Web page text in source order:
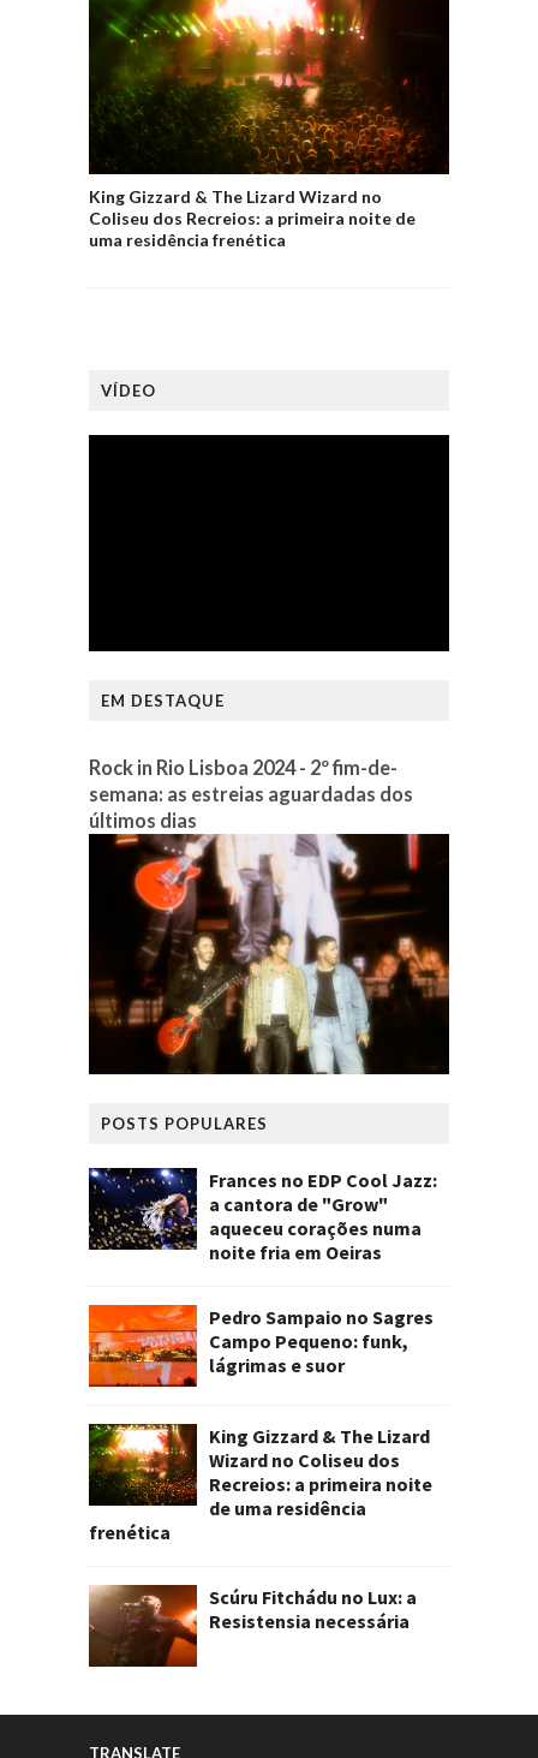
King Gizzard & The Lizard Wizard no
Coliseu dos Recreios: a primeira noite de
uma residência frenética
VÍDEO
EM DESTAQUE
Rock in Rio Lisboa 2024 - 2º fim-de-
semana: as estreias aguardadas dos
últimos dias
POSTS POPULARES
Frances no EDP Cool Jazz:
a cantora de "Grow"
aqueceu corações numa
noite fria em Oeiras
Pedro Sampaio no Sagres
Campo Pequeno: funk,
lágrimas e suor
King Gizzard & The Lizard
Wizard no Coliseu dos
Recreios: a primeira noite
de uma residência
frenética
Scúru Fitchádu no Lux: a
Resistensia necessária
TRANSLATE